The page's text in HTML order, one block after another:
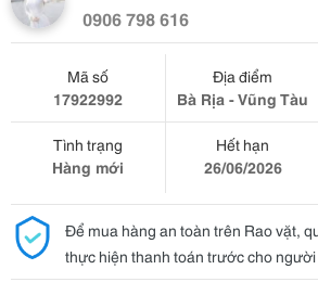
0906 798 616
Mã số
17922992
Địa điểm
Bà Rịa - Vũng Tàu
Tình trạng
Hàng mới
Hết hạn
26/06/2026
Để mua hàng an toàn trên Rao vặt,
thực hiện thanh toán trước cho